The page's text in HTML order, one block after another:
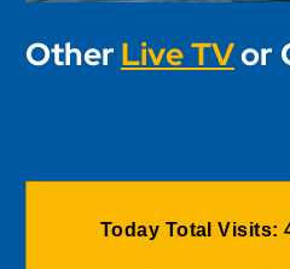
Other Live TVor
Today Total Visits: